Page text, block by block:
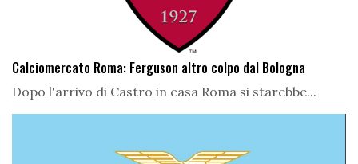
Calciomercato Roma: Ferguson altro colpo dal Bologna
Dopo l'arrivo di Castro in casa Roma si starebbe...